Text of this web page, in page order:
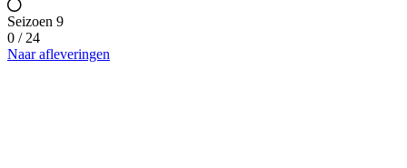
Seizoen 9
0 / 24
Naar afleveringen